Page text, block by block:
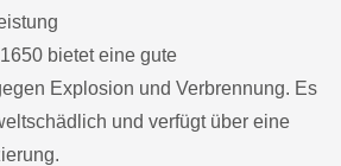
bietet eine gute
Explosion und Verbrennung. Es
und verfügt über eine